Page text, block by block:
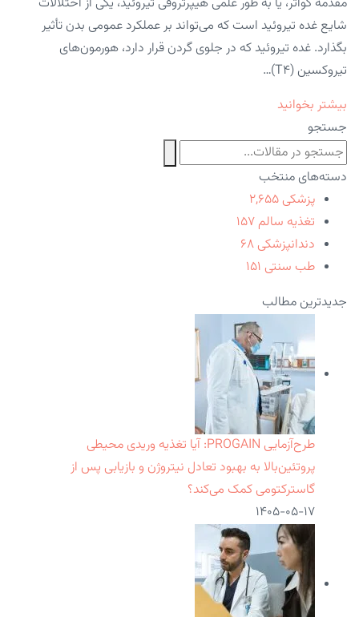
شایع غده تیروئید است که می‌تواند بر عملکرد عمومی بدن تأثیر
بگذارد. غده تیروئید که در جلوی گردن قرار دارد، هورمون‌های
تیروکسین (T4)…
بیشتر بخوانید
جستجو
دسته‌های منتخب
پزشکی ۲,۶۵۵
تغذیه سالم ۱۵۷
دندانپزشکی ۶۸
طب سنتی ۱۵۱
جدیدترین مطالب
طرح‌آزمایی PROGAIN: آیا تغذیه وریدی محیطی
پروتئین‌بالا به بهبود تعادل نیتروژن و بازیابی پس از
گاسترکتومی کمک می‌کند؟
۱۴۰۵-۰۵-۱۷